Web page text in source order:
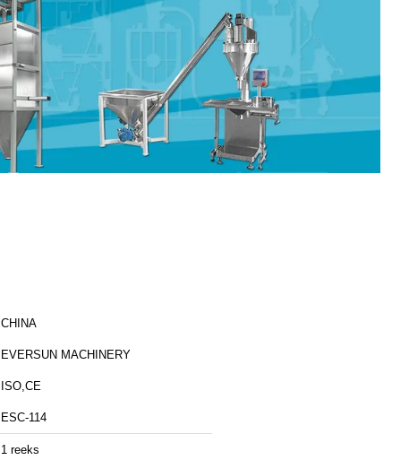
CHINA
EVERSUN MACHINERY
ISO,CE
ESC-114
1 reeks